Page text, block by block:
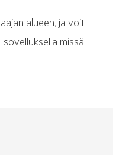
alueen, ja voit
missä